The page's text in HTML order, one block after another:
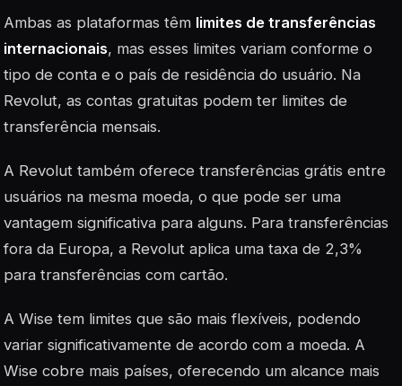
Ambas as plataformas têm limites de transferências
internacionais, mas esses limites variam conforme o
tipo de conta e o país de residência do usuário. Na
Revolut, as contas gratuitas podem ter limites de
transferência mensais.
A Revolut também oferece transferências grátis entre
usuários na mesma moeda, o que pode ser uma
vantagem significativa para alguns. Para transferências
fora da Europa, a Revolut aplica uma taxa de 2,3%
para transferências com cartão.
A Wise tem limites que são mais flexíveis, podendo
variar significativamente de acordo com a moeda. A
Wise cobre mais países, oferecendo um alcance mais